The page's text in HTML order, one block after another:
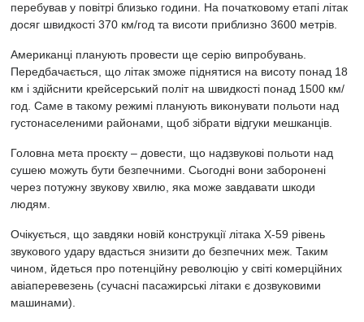
перебував у повітрі близько години. На початковому етапі літак
досяг швидкості 370 км/год та висоти приблизно 3600 метрів.
Американці планують провести ще серію випробувань.
Передбачається, що літак зможе піднятися на висоту понад 18
км і здійснити крейсерський політ на швидкості понад 1500 км/
год. Саме в такому режимі планують виконувати польоти над
густонаселеними районами, щоб зібрати відгуки мешканців.
Головна мета проєкту – довести, що надзвукові польоти над
сушею можуть бути безпечними. Сьогодні вони заборонені
через потужну звукову хвилю, яка може завдавати шкоди
людям.
Очікується, що завдяки новій конструкції літака X-59 рівень
звукового удару вдасться знизити до безпечних меж. Таким
чином, йдеться про потенційну революцію у світі комерційних
авіаперевезень (сучасні пасажирські літаки є дозвуковими
машинами).